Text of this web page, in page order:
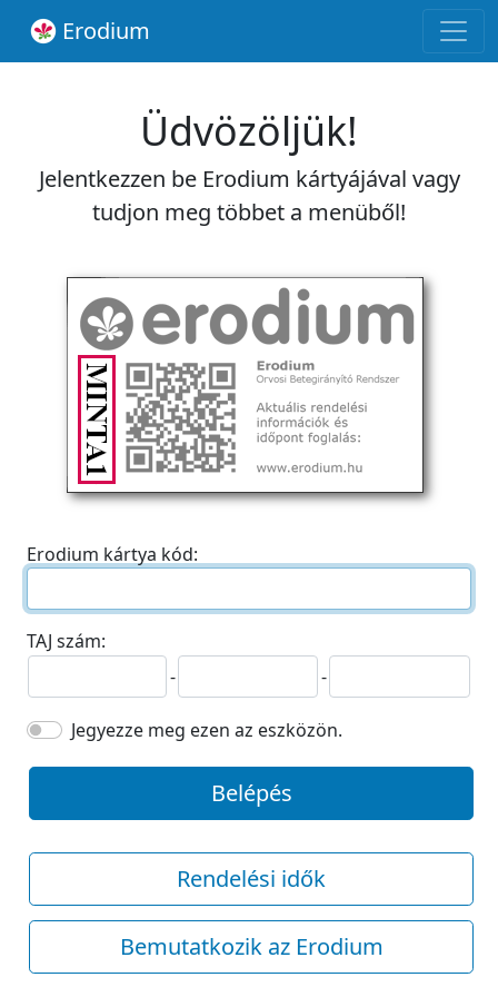
Erodium
Üdvözöljük!
Jelentkezzen be Erodium kártyájával vagy
tudjon meg többet a menüből!
Erodium kártya kód:
TAJ szám:
-
-
Jegyezze meg ezen az eszközön.
Belépés
Rendelési idők
Bemutatkozik az Erodium